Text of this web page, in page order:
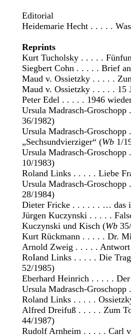
Editorial
Heidemarie Hecht . . . . .
Reprints
Kurt Tucholsky . . . . .
Siegbert Cohn . . . . . Brief
Maud v. Ossietzky . . . . .
Maud v. Ossietzky . . . . . 15
Peter Edel . . . . . 1946
Ursula Madrasch-
36/1982)
Ursula Madrasch-
„Sechsundvierziger“ (Wb 1/
Ursula Madrasch-
10/1983)
Roland Links . . . . . Liebe
Ursula Madrasch-
28/1984)
Dieter Fricke . . . . . . … das
Jürgen Kuczynski . . . . .
Kuczynski und Kisch (Wb
Kurt Rückmann . . . . . Dr.
Arnold Zweig . . . . . Antwort
RoIand Links . . . . . Die
52/1985)
Eberhard Heinrich . . . . .
Ursula Madrasch-
Roland Links . . . . .
Alfred Dreifuß . . . . . Zum
44/1987)
Rudolf Arnheim . . . . . Carl